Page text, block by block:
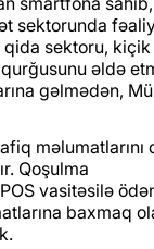
sektorunda
sektoru,
əldə
gəlmədən,
məlumatlarını
Qoşulma
vasitəsilə
baxmaq